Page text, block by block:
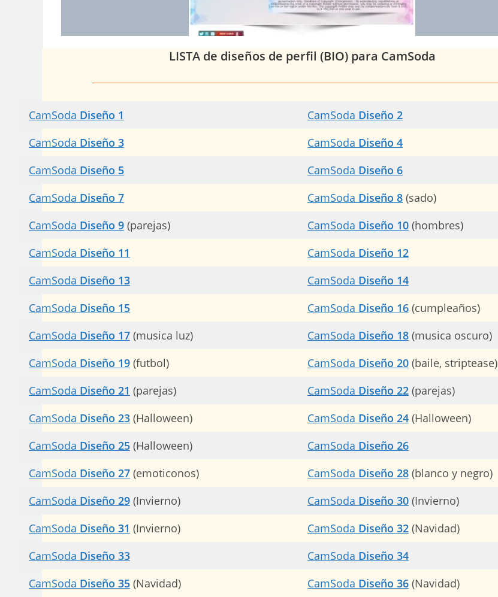
LISTA de diseños de perfil (BIO) para CamSoda
CamSoda Diseño 1 CamSoda Diseño 2
CamSoda Diseño 3 CamSoda Diseño 4
CamSoda Diseño 5 CamSoda Diseño 6
CamSoda Diseño 7 CamSoda Diseño 8 (sado)
CamSoda Diseño 9 (parejas) CamSoda Diseño 10 (hombres)
CamSoda Diseño 11 CamSoda Diseño 12
CamSoda Diseño 13 CamSoda Diseño 14
CamSoda Diseño 15 CamSoda Diseño 16 (cumpleaños)
CamSoda Diseño 17 (musica luz) CamSoda Diseño 18 (musica oscuro)
CamSoda Diseño 19 (futbol) CamSoda Diseño 20 (baile, striptease)
CamSoda Diseño 21 (parejas) CamSoda Diseño 22 (parejas)
CamSoda Diseño 23 (Halloween) CamSoda Diseño 24 (Halloween)
CamSoda Diseño 25 (Halloween) CamSoda Diseño 26
CamSoda Diseño 27 (emoticonos) CamSoda Diseño 28 (blanco y negro)
CamSoda Diseño 29 (Invierno) CamSoda Diseño 30 (Invierno)
CamSoda Diseño 31 (Invierno) CamSoda Diseño 32 (Navidad)
CamSoda Diseño 33 CamSoda Diseño 34
CamSoda Diseño 35 (Navidad) CamSoda Diseño 36 (Navidad)